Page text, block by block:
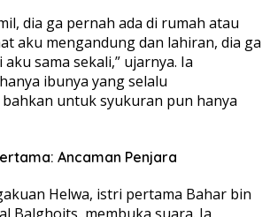
dia ga pernah ada di rumah atau
aku mengandung dan lahiran, dia ga
sama sekali,” ujarnya. Ia
ibunya yang selalu
untuk syukuran pun hanya
Ancaman Penjara
Helwa, istri pertama Bahar bin